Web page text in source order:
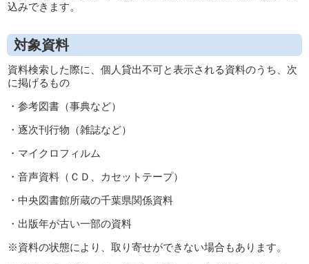
込みできます。
対象資料
資料検索した際に、個人貸出不可と表示される資料のうち、次
に掲げるもの
・参考図書（事典など）
・逐次刊行物（雑誌など）
・マイクロフィルム
・音声資料（ＣＤ、カセットテープ）
・中央図書館所蔵の千葉県関係資料
・出版年が古い一部の資料
※資料の状態により、取り寄せができない場合もあります。